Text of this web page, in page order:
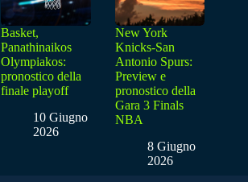
Basket,
Panathinaikos
Olympiakos:
pronostico della
finale playoff
10 Giugno
2026
New York
Knicks-San
Antonio Spurs:
Preview e
pronostico della
Gara 3 Finals
NBA
8 Giugno
2026